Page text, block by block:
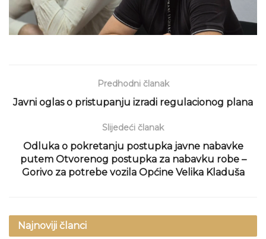
Predhodni članak
Javni oglas o pristupanju izradi regulacionog plana
Slijedeći članak
Odluka o pokretanju postupka javne nabavke
putem Otvorenog postupka za nabavku robe –
Gorivo za potrebe vozila Općine Velika Kladuša
Najnoviji članci